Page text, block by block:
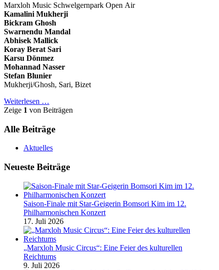
Marxloh Music Schwelgernpark Open Air
Kamalini Mukherji
Bickram Ghosh
Swarnendu Mandal
Abhisek Mallick
Koray Berat Sari
Karsu Dönmez
Mohannad Nasser
Stefan Blunier
Mukherji/Ghosh, Sari, Bizet
Weiterlesen …
Zeige 1 von Beiträgen
Alle Beiträge
Aktuelles
Neueste Beiträge
Saison-Finale mit Star-Geigerin Bomsori Kim im 12.
Philharmonischen Konzert
17. Juli 2026
„Marxloh Music Circus“: Eine Feier des kulturellen
Reichtums
9. Juli 2026